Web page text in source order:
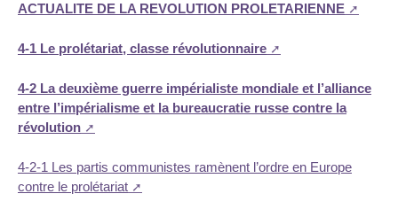
ACTUALITE DE LA REVOLUTION PROLETARIENNE
4-1 Le prolétariat, classe révolutionnaire
4-2 La deuxième guerre impérialiste mondiale et l’alliance
entre l’impérialisme et la bureaucratie russe contre la
révolution
4-2-1 Les partis communistes ramènent l’ordre en Europe
contre le prolétariat